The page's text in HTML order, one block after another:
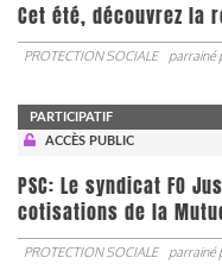
Cet été, découvrez la
PROTECTION SOCIALE parrainé
PARTICIPATIF
ACCÈS PUBLIC
PSC: Le syndicat FO
cotisations de la
PROTECTION SOCIALE parrainé